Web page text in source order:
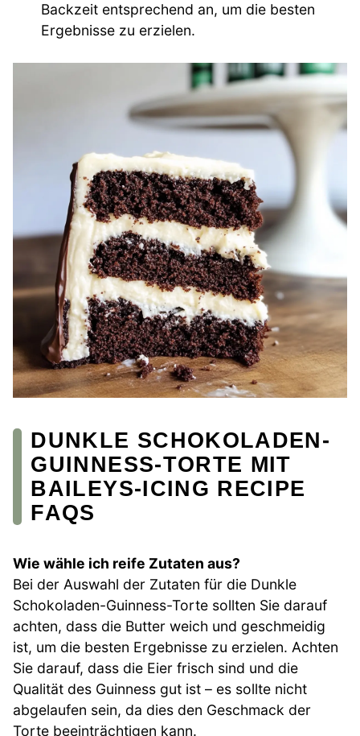
Backzeit entsprechend an, um die besten
Ergebnisse zu erzielen.
DUNKLE SCHOKOLADEN-
GUINNESS-TORTE MIT
BAILEYS-ICING RECIPE
FAQS
Wie wähle ich reife Zutaten aus?
Bei der Auswahl der Zutaten für die Dunkle
Schokoladen-Guinness-Torte sollten Sie darauf
achten, dass die Butter weich und geschmeidig
ist, um die besten Ergebnisse zu erzielen. Achten
Sie darauf, dass die Eier frisch sind und die
Qualität des Guinness gut ist – es sollte nicht
abgelaufen sein, da dies den Geschmack der
Torte beeinträchtigen kann.